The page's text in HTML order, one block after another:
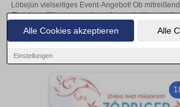
Alle Cookies akzeptieren Alle
Einstellungen
Löbejün vielseitiges Event-Angebot! Ob
Theateraufführungen oder aufregende
hier finden alles im Überblick und